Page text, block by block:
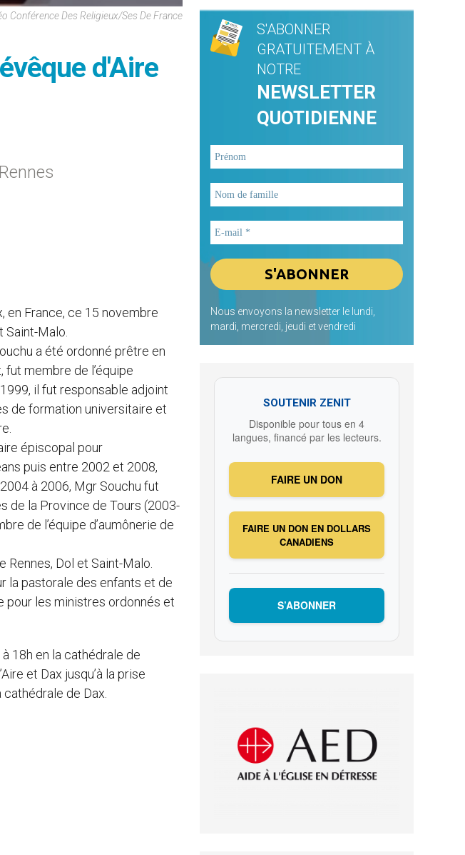
Conférence Des Religieux/ses De France
d'Aire
en France, ce 15 novembre
Saint-Malo.
a été ordonné prêtre en
fut membre de l’équipe
il fut responsable adjoint
de formation universitaire et
épiscopal pour
puis entre 2002 et 2008,
à 2006, Mgr Souchu fut
de la Province de Tours (2003-
de l’équipe d’aumônerie de
Rennes, Dol et Saint-Malo.
la pastorale des enfants et de
pour les ministres ordonnés et
18h en la cathédrale de
et Dax jusqu’à la prise
de Dax.
S'ABONNER
GRATUITEMENT À
NOTRE
NEWSLETTER
QUOTIDIENNE
Nous envoyons la newsletter le lundi,
mardi, mercredi, jeudi et vendredi
SOUTENIR ZENIT
Disponible pour tous en 4
langues, financé par les lecteurs.
FAIRE UN DON
FAIRE UN DON EN DOLLARS
CANADIENS
S’ABONNER